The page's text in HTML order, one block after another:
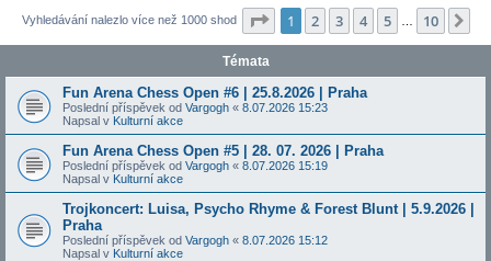
Vyhledávání nalezlo více než 1000 shod Stránka z 10
1 2 3 4 5 10
Témata
Fun Arena Chess Open #6 | 25.8.2026 | Praha
Poslední příspěvek od Vargogh « 8.07.2026 15:23
Napsal v Kulturní akce
Fun Arena Chess Open #5 | 28. 07. 2026 | Praha
Poslední příspěvek od Vargogh « 8.07.2026 15:19
Napsal v Kulturní akce
Trojkoncert: Luisa, Psycho Rhyme & Forest Blunt | 5.9.2026 |
Praha
Poslední příspěvek od Vargogh « 8.07.2026 15:12
Napsal v Kulturní akce